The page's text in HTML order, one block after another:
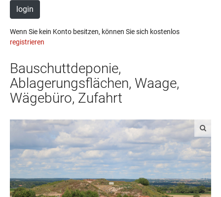
login
Wenn Sie kein Konto besitzen, können Sie sich kostenlos
registrieren
Bauschuttdeponie,
Ablagerungsflächen, Waage,
Wägebüro, Zufahrt